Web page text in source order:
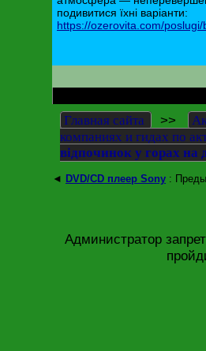
подивитися їхні варіанти:
https://ozerovita.com/
Главная сайта >>
компаниях и гидах по
відпочинок у горах на
◄ DVD/CD плеер Sony :
Администратор